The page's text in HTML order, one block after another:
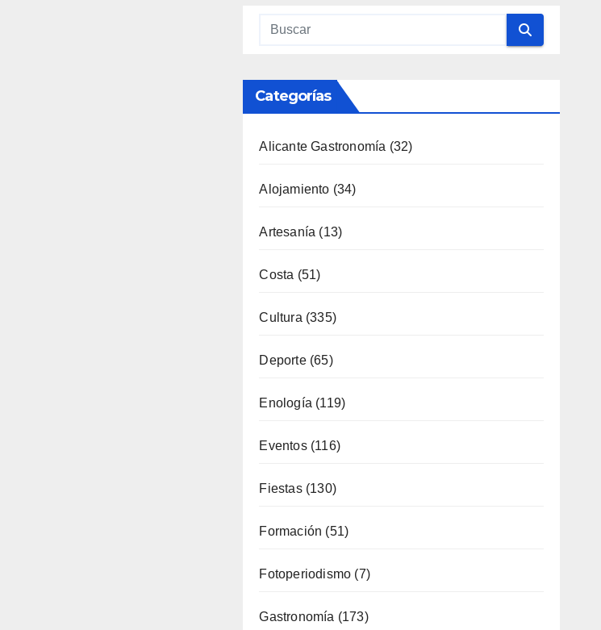
Categorías
Alicante Gastronomía (32)
Alojamiento (34)
Artesanía (13)
Costa (51)
Cultura (335)
Deporte(65)
Enología (119)
Eventos(116)
Fiestas(130)
Formación (51)
Fotoperiodismo (7)
Gastronomía (173)